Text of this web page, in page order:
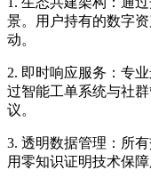
景。用户持有的数字
动。
2. 即时响应服务：专
过智能工单系统与社
议。
3. 透明数据管理：所
用零知识证明技术保